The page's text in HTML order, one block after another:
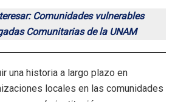
Comunidades vulnerables
Comunitarias de la UNAM
una historia a largo plazo en
locales en las comunidades